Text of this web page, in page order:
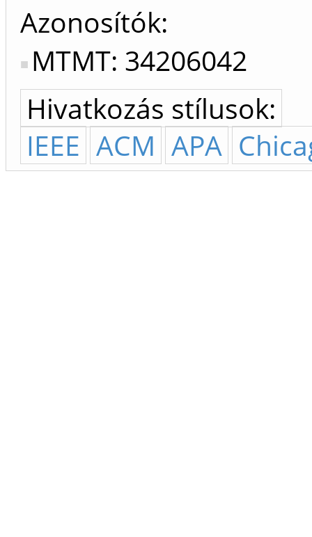
Azonosítók
MTMT: 34206042
Hivatkozás stílusok:
IEEE ACM APA